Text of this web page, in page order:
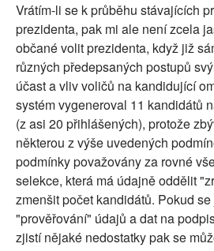
Vrátím-li se k průběhu stávajících
prezidenta, pak mi ale není zcela
občané volit prezidenta, když již
různých předepsaných postupů
účast a vliv voličů na kandidující
systém vygeneroval 11 kandidátů
(z asi 20 přihlášených), protože
některou z výše uvedených
podmínky považovány za rovné
selekce, která má údajně oddělit
zmenšit počet kandidátů. Pokud
"prověřování" údajů a dat na
zjistí nějaké nedostatky pak se